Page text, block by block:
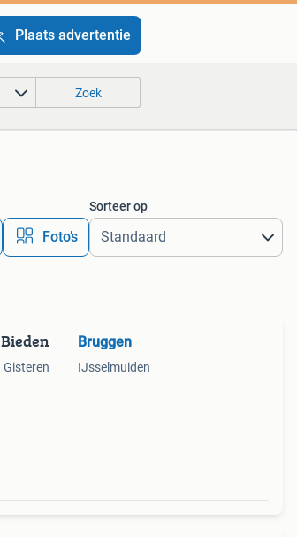
Plaats advertentie
Zoek
Foto’s
Sorteer op
Bieden
Gisteren
Bruggen
IJsselmuiden